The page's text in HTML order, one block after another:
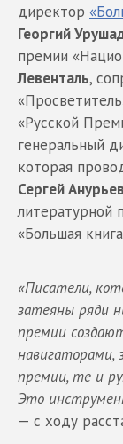
директор
Георгий
премии
Левенталь,
«Русской
генеральный
которая
Сергей Анурьев
литературной
«Большая
«Писатели,
затеяны ряди
премии
навигаторами,
премии, те и
Это
— с ходу